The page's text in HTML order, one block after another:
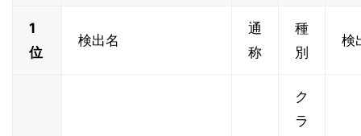
1
位
検出名
通
称
種
別
検
ク
ラ